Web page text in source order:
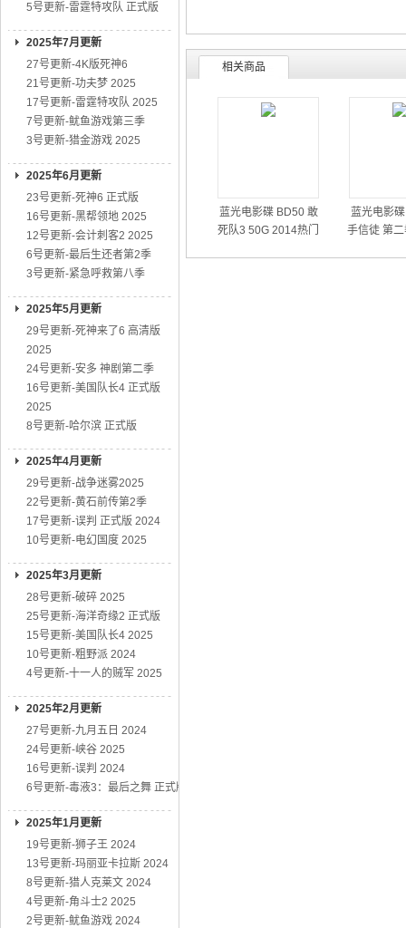
5号更新-雷霆特攻队 正式版
2025年7月更新
27号更新-4K版死神6
21号更新-功夫梦 2025
17号更新-雷霆特攻队 2025
7号更新-鱿鱼游戏第三季
3号更新-猎金游戏 2025
2025年6月更新
23号更新-死神6 正式版
16号更新-黑帮领地 2025
12号更新-会计刺客2 2025
6号更新-最后生还者第2季
3号更新-紧急呼救第八季
2025年5月更新
29号更新-死神来了6 高清版
2025
24号更新-安多 神剧第二季
16号更新-美国队长4 正式版
2025
8号更新-哈尔滨 正式版
2025年4月更新
29号更新-战争迷雾2025
22号更新-黄石前传第2季
17号更新-误判 正式版 2024
10号更新-电幻国度 2025
2025年3月更新
28号更新-破碎 2025
25号更新-海洋奇缘2 正式版
15号更新-美国队长4 2025
10号更新-粗野派 2024
4号更新-十一人的贼军 2025
2025年2月更新
27号更新-九月五日 2024
24号更新-峡谷 2025
16号更新-误判 2024
6号更新-毒液3：最后之舞 正式版
2025年1月更新
19号更新-狮子王 2024
13号更新-玛丽亚卡拉斯 2024
8号更新-猎人克莱文 2024
4号更新-角斗士2 2025
2号更新-鱿鱼游戏 2024
相关商品
蓝光电影碟 BD50 敢
死队3 50G 2014热门
蓝光电影
手信徒 第